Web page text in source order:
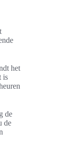
het
is
de
de